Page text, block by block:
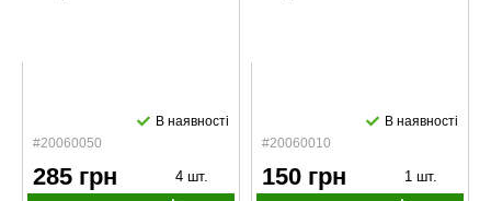
#20060050
В наявності
285 грн 4 шт.
#20060010
В наявності
150 грн 1 шт.